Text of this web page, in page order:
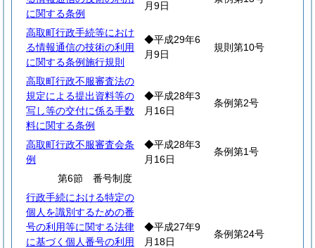
に関する条例
月9日
高取町行政手続等におけ
る情報通信の技術の利用
に関する条例施行規則
◆平成29年6
月9日
規則第10号
高取町行政不服審査法の
規定による提出資料等の
写し等の交付に係る手数
料に関する条例
◆平成28年3
月16日
条例第2号
高取町行政不服審査会条
例
◆平成28年3
月16日
条例第1号
第6節 番号制度
行政手続における特定の
個人を識別するための番
号の利用等に関する法律
に基づく個人番号の利用
◆平成27年9
月18日
条例第24号